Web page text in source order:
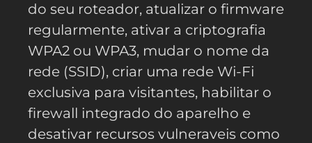
do seu roteador, atualizar o firmware
regularmente, ativar a criptografia
WPA2 ou WPA3, mudar o nome da
rede (SSID), criar uma rede Wi-Fi
exclusiva para visitantes, habilitar o
firewall integrado do aparelho e
desativar recursos vulneraveis como